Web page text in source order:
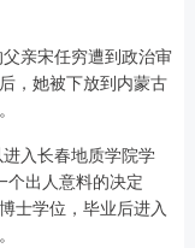
亲宋任穷遭到政治审
，她被下放到内蒙古
入长春地质学院学
个出人意料的决定
士学位，毕业后进入